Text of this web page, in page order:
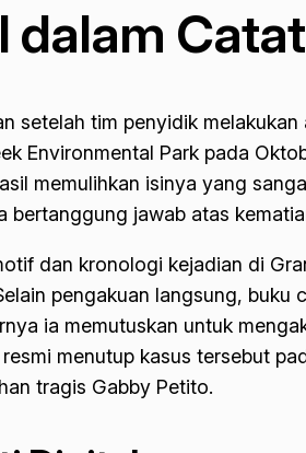
dalam
setelah tim penyidik
Environmental Park pada
memulihkan isinya yang
bertanggung jawab atas
dan kronologi kejadian di
pengakuan langsung,
ia memutuskan untuk
menutup kasus tersebut
tragis Gabby Petito.